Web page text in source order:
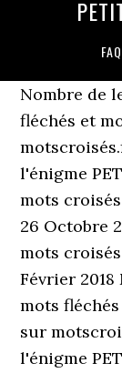
FAQ
Nombre de
fléchés et
l'énigme
mots
26 Octobre
mots
Février
mots
sur
l'énigme